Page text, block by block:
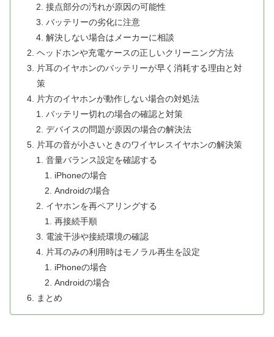
接点部分の汚れが原因の可能性
バッテリーの劣化に注意
解決しない場合はメーカーに相談
ヘッドホンや充電ケースの正しいクリーニング方法
片耳のイヤホンのバッテリーが早く消耗する理由と対
策
片方のイヤホンが動作しない場合の対処法
バッテリー切れの場合の確認と対策
デバイスの問題が原因の場合の解決法
片耳の音が小さいときのワイヤレスイヤホンの解決策
音量バランス設定を確認する
iPhoneの場合
Androidの場合
イヤホンを再ペアリングする
再接続手順
電波干渉や接続環境の確認
片耳のみの利用時はモノラル再生を設定
iPhoneの場合
Androidの場合
まとめ